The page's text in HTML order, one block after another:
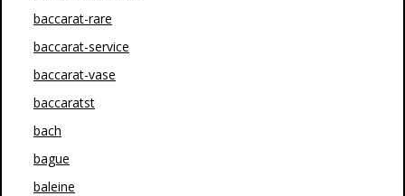
baccarat-rare
baccarat-service
baccarat-vase
baccaratst
bach
bague
baleine